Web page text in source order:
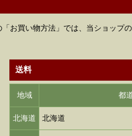
お買い物方法」では、当ショップ
送料
地域 都
北海道 北海道